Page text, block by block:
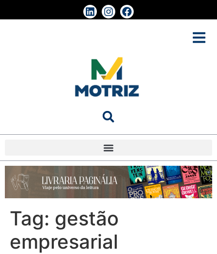
Tag: gestão
empresarial